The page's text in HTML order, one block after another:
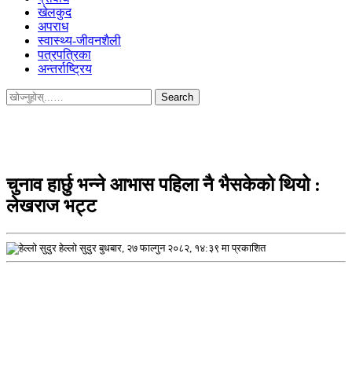
खेलकुद
अपराध
स्वास्थ्य-जीवनशैली
पत्रपत्रिका
अन्तर्राष्ट्रिय
Search
for:
चुनाव हार्छु भन्ने आभास पहिला नै भैसकेको थियो :
लेखराज भट्ट
हेल्लो सुदुर बुधबार, २७ फाल्गुन २०८२, १४:३९ मा प्रकाशित